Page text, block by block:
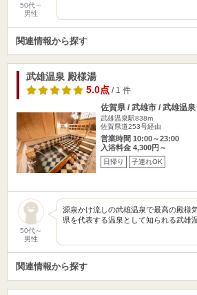
50代～
男性
関連情報から探す
武雄温泉 殿様湯
5.0点/ 1 件
佐賀県 / 武雄市 / 武雄温泉
武雄温泉駅838m
佐賀県道253号経由
営業時間 10:00～23:00
入浴料金 4,300円～
日帰り 子連れOK
50代～
男性
源泉かけ流しの武雄温泉で最高の殿様
県を代表する温泉として知られる武雄
関連情報から探す